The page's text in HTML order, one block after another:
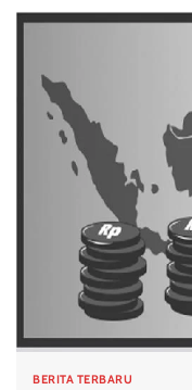
BERITA TERBARU